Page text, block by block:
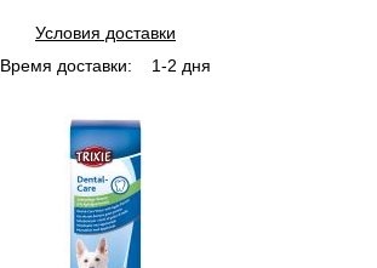
Условия доставки
Время доставки:
1-2 дня